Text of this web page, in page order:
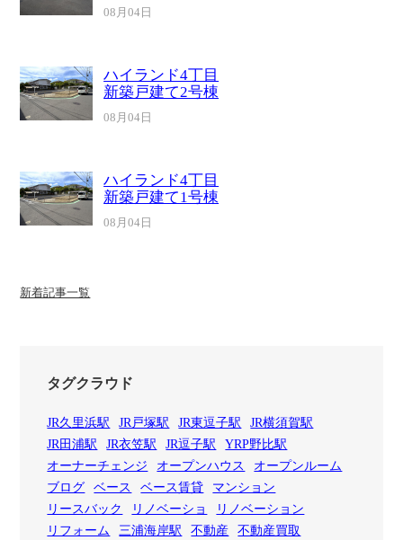
08月04日
ハイランド4丁目
新築戸建て2号棟
08月04日
ハイランド4丁目
新築戸建て1号棟
08月04日
新着記事一覧
タグクラウド
JR久里浜駅 JR戸塚駅 JR東逗子駅
JR横須賀駅
JR田浦駅
JR衣笠駅 JR逗子駅
YRP野比駅
オーナーチェンジ
オープンハウス
オープンルーム
ブログ
ベース ベース賃貸
マンション
リースバック
リノベーショ
リノベーション
リフォーム
三浦海岸駅 不動産
不動産買取